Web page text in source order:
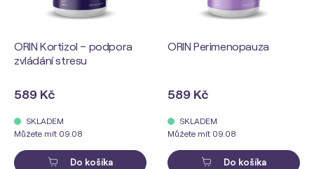
ORIN Kortizol – podpora
zvládání stresu
589 Kč
SKLADEM
Můžete mít 09.08
Do košíka
ORIN Perimenopauza
589 Kč
SKLADEM
Můžete mít 09.08
Do košíka